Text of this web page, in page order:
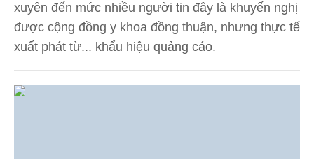
xuyên đến mức nhiều người tin đây là khuyến nghị
được cộng đồng y khoa đồng thuận, nhưng thực tế
xuất phát từ... khẩu hiệu quảng cáo.